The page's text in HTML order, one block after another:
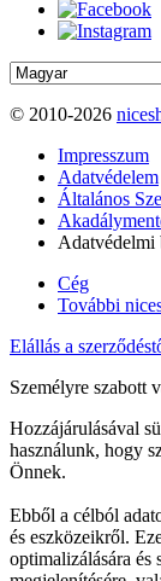
© 2010-2026
Impresszum
Adatvédelem
Általános
Adatvédelmi
Cég
További
Elállás a
Személyre szabott
Hozzájárulásával
használunk, hogy
Önnek.
Ebből a célból
és eszközeikről.
optimalizálására és